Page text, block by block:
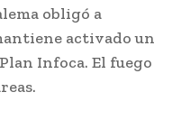
obligó a
activado un
Infoca. El fuego